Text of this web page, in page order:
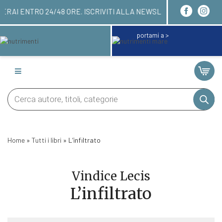
LI RICEVERAI ENTRO 24/48 ORE. ISCRIVITI
portami a >
Products
search
Home » Tutti i libri » L’infiltrato
Vindice Lecis
L’infiltrato